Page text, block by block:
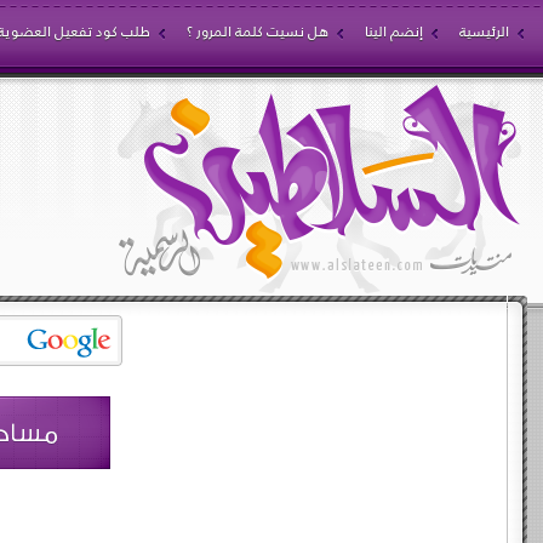
الرئيسية إنضم الينا هل نسيت كلمة المرور ؟ طلب كود تفعيل